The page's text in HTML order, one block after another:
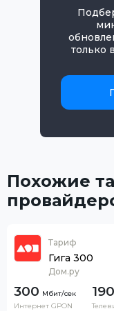
только
Похожие
Тариф
Гига 300
Дом.ру
300
Интернет GPON
190